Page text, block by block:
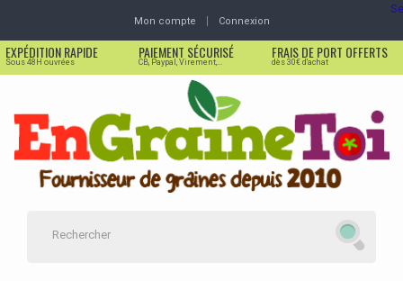
Mon compte Connexion
EXPÉDITION RAPIDE
Sous 48H ouvrées
PAIEMENT SÉCURISÉ
CB, Paypal, Virement,...
FRAIS DE PORT OFFERTS
dès 30€ d'achat